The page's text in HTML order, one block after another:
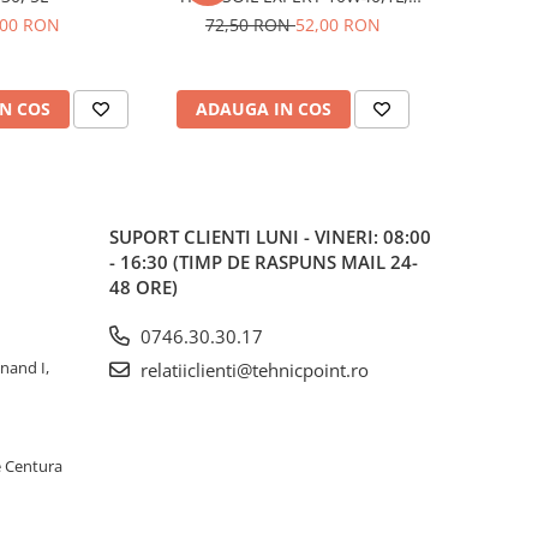
RON
COS
semi sintetic
72,50 RON52,00 RON
ADAUGA IN COS
I,
Centura
SUPORT CLIENTI LUNI - VINERI: 08:00
- 16:30 (TIMP DE RASPUNS MAIL 24-
48 ORE)
0746.30.30.17
relatiiclienti@tehnicpoint.ro